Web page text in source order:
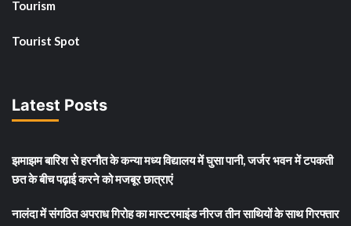
Tourism
Tourist Spot
Latest Posts
झमाझम बारिश से हरनौत के कन्या मध्य विद्यालय में घुसा पानी, जर्जर भवन में टपकती
छत के बीच पढ़ाई करने को मजबूर छात्राएं
नालंदा में संगठित अपराध गिरोह का मास्टरमाइंड नीरज तीन साथियों के साथ गिरफ्तार